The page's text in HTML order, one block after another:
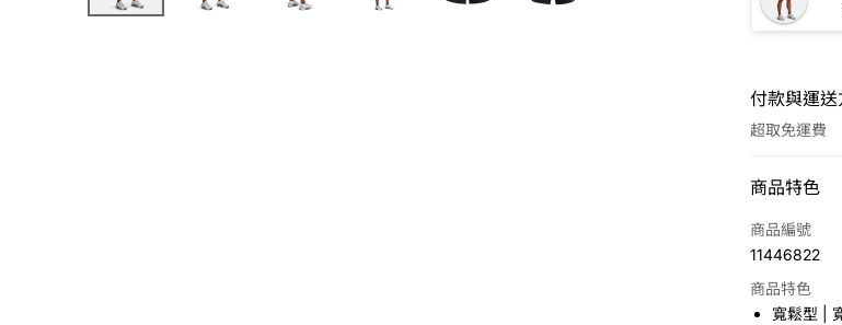
付款與運送
超取免運費
付款方式
信用卡一次付
LINE Pay
Apple Pay
商品特色
商品編號
11446822
商品特色
寬鬆型 |